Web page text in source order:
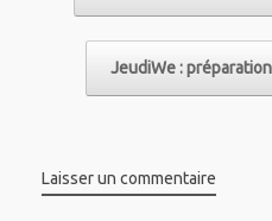
JeudiWe :
Laisser un commentaire